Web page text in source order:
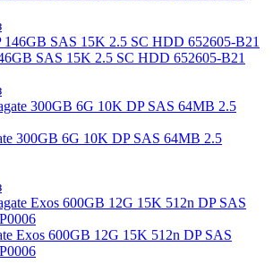
SAS 15K 2.5 SC HDD 652605-B21
300GB 6G 10K DP SAS 64MB 2.5
Exos 600GB 12G 15K 512n DP SAS